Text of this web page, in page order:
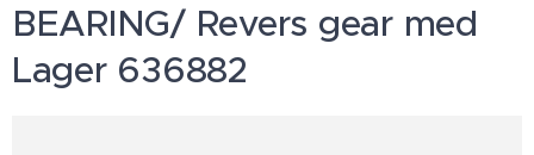
BEARING/ Revers gear med
Lager 636882